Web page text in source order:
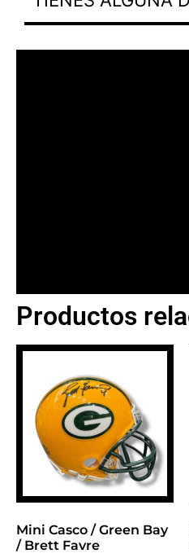
Productos
Mini Casco / Green Bay
/ Brett Favre